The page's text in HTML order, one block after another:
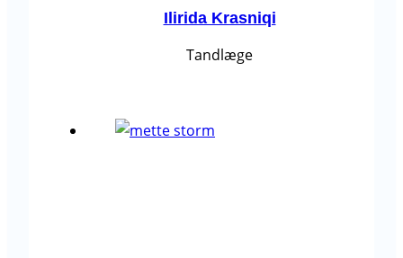
Ilirida Krasniqi
Tandlæge